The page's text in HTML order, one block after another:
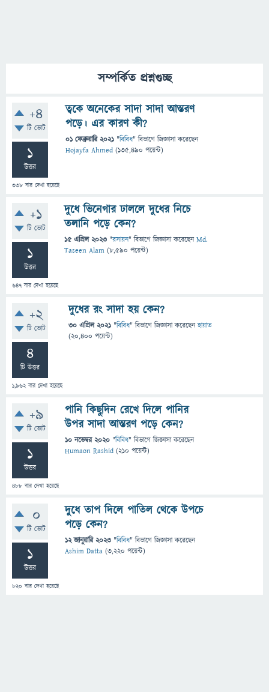
সম্পর্কিত প্রশ্নগুচ্ছ
+4
টি ভোট
1
উত্তর
338 বার দেখা হয়েছে
ত্বকে অনেকের সাদা সাদা আস্তরণ
পড়ে। এর কারণ কী?
01 ফেব্রুয়ারি 2021 "বিবিধ" বিভাগে জিজ্ঞাসাকরেছেন
Hojayfa Ahmed (135,490 পয়েন্ট)
+1
টি ভোট
1
উত্তর
647 বার দেখা হয়েছে
দুধে ভিনেগার ঢাললে দুধের নিচে
তলানি পড়ে কেন?
15 এপ্রিল 2023 "রসায়ন" বিভাগে জিজ্ঞাসাকরেছেনMd.
Taseen Alam (8,590 পয়েন্ট)
+2
টি ভোট
4
টি উত্তর
1,962 বার দেখা হয়েছে
দুধের রং সাদা হয় কেন?
30 এপ্রিল 2021 "বিবিধ" বিভাগে জিজ্ঞাসাকরেছেনহায়াত
(20,400 পয়েন্ট)
+9
টি ভোট
1
উত্তর
488 বার দেখা হয়েছে
পানি কিছুদিন রেখে দিলে পানির
উপর সাদা আস্তরণ পড়ে কেন?
10 নভেম্বর 2020 "বিবিধ" বিভাগে জিজ্ঞাসাকরেছেন
Humaon Rashid (210 পয়েন্ট)
0
টি ভোট
1
উত্তর
820 বার দেখা হয়েছে
দুধে তাপ দিলে পাতিল থেকে উপচে
পড়ে কেন?
12 জানুয়ারি 2023 "বিবিধ" বিভাগে জিজ্ঞাসাকরেছেন
Ashim Datta (3,220 পয়েন্ট)